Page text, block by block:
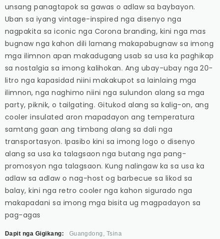
unsang panagtapok sa gawas o adlaw sa baybayon.
Uban sa iyang vintage-inspired nga disenyo nga
nagpakita sa iconic nga Corona branding, kini nga mas
bugnaw nga kahon dili lamang makapabugnaw sa imong
mga ilimnon apan makadugang usab sa usa ka paghikap
sa nostalgia sa imong kalihokan. Ang ubay-ubay nga 20-
litro nga kapasidad niini makakupot sa lainlaing mga
ilimnon, nga naghimo niini nga sulundon alang sa mga
party, piknik, o tailgating. Gitukod alang sa kalig-on, ang
cooler insulated aron mapadayon ang temperatura
samtang gaan ang timbang alang sa dali nga
transportasyon. Ipasibo kini sa imong logo o disenyo
alang sa usa ka talagsaon nga butang nga pang-
promosyon nga talagsaon. Kung nalingaw ka sa usa ka
adlaw sa adlaw o nag-host og barbecue sa likod sa
balay, kini nga retro cooler nga kahon sigurado nga
makapadani sa imong mga bisita ug magpadayon sa
pag-agas
Dapit nga Gigikang: Guangdong, Tsina